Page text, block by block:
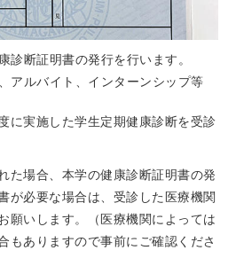
診断証明書の発行を行います。
アルバイト、インターンシップ等
に実施した学生定期健康診断を受診
た場合、本学の健康診断証明書の発
が必要な場合は、受診した医療機関
願いします。（医療機関によっては
もありますので事前にご確認くださ